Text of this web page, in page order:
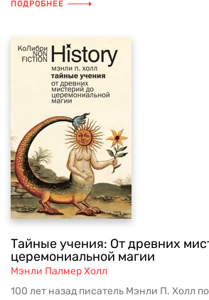
ПОДРОБНЕЕ
Тайные учения: От древних
церемониальной магии
Мэнли Палмер Холл
100 лет назад писатель Мэнли П. Холл